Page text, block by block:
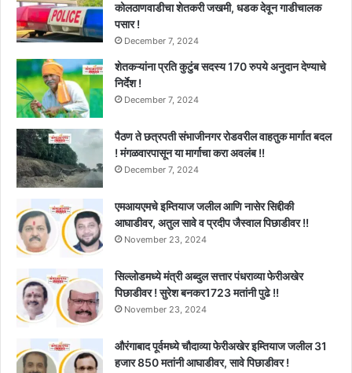
कोलठाणवाडीचा शेतकरी जखमी, धडक देवून गाडीचालक
पसार !
December 7, 2024
शेतकऱ्यांना प्रति कुटुंब सदस्य 170 रुपये अनुदान देण्याचे
निर्देश !
December 7, 2024
पैठण ते छत्रपती संभाजीनगर रोडवरील वाहतुक मार्गात बदल
! मंगळवारपासून या मार्गाचा करा अवलंब !!
December 7, 2024
एमआयएमचे इम्तियाज जलील आणि नासेर सिद्दीकी
आघाडीवर, अतुल सावे व प्रदीप जैस्वाल पिछाडीवर !!
November 23, 2024
सिल्लोडमध्ये मंत्री अब्दुल सत्तार पंधराव्या फेरीअखेर
पिछाडीवर ! सुरेश बनकर1723 मतांनी पुढे !!
November 23, 2024
औरंगाबाद पूर्वमध्ये चौदाव्या फेरीअखेर इम्तियाज जलील 31
हजार 850 मतांनी आघाडीवर, सावे पिछाडीवर !